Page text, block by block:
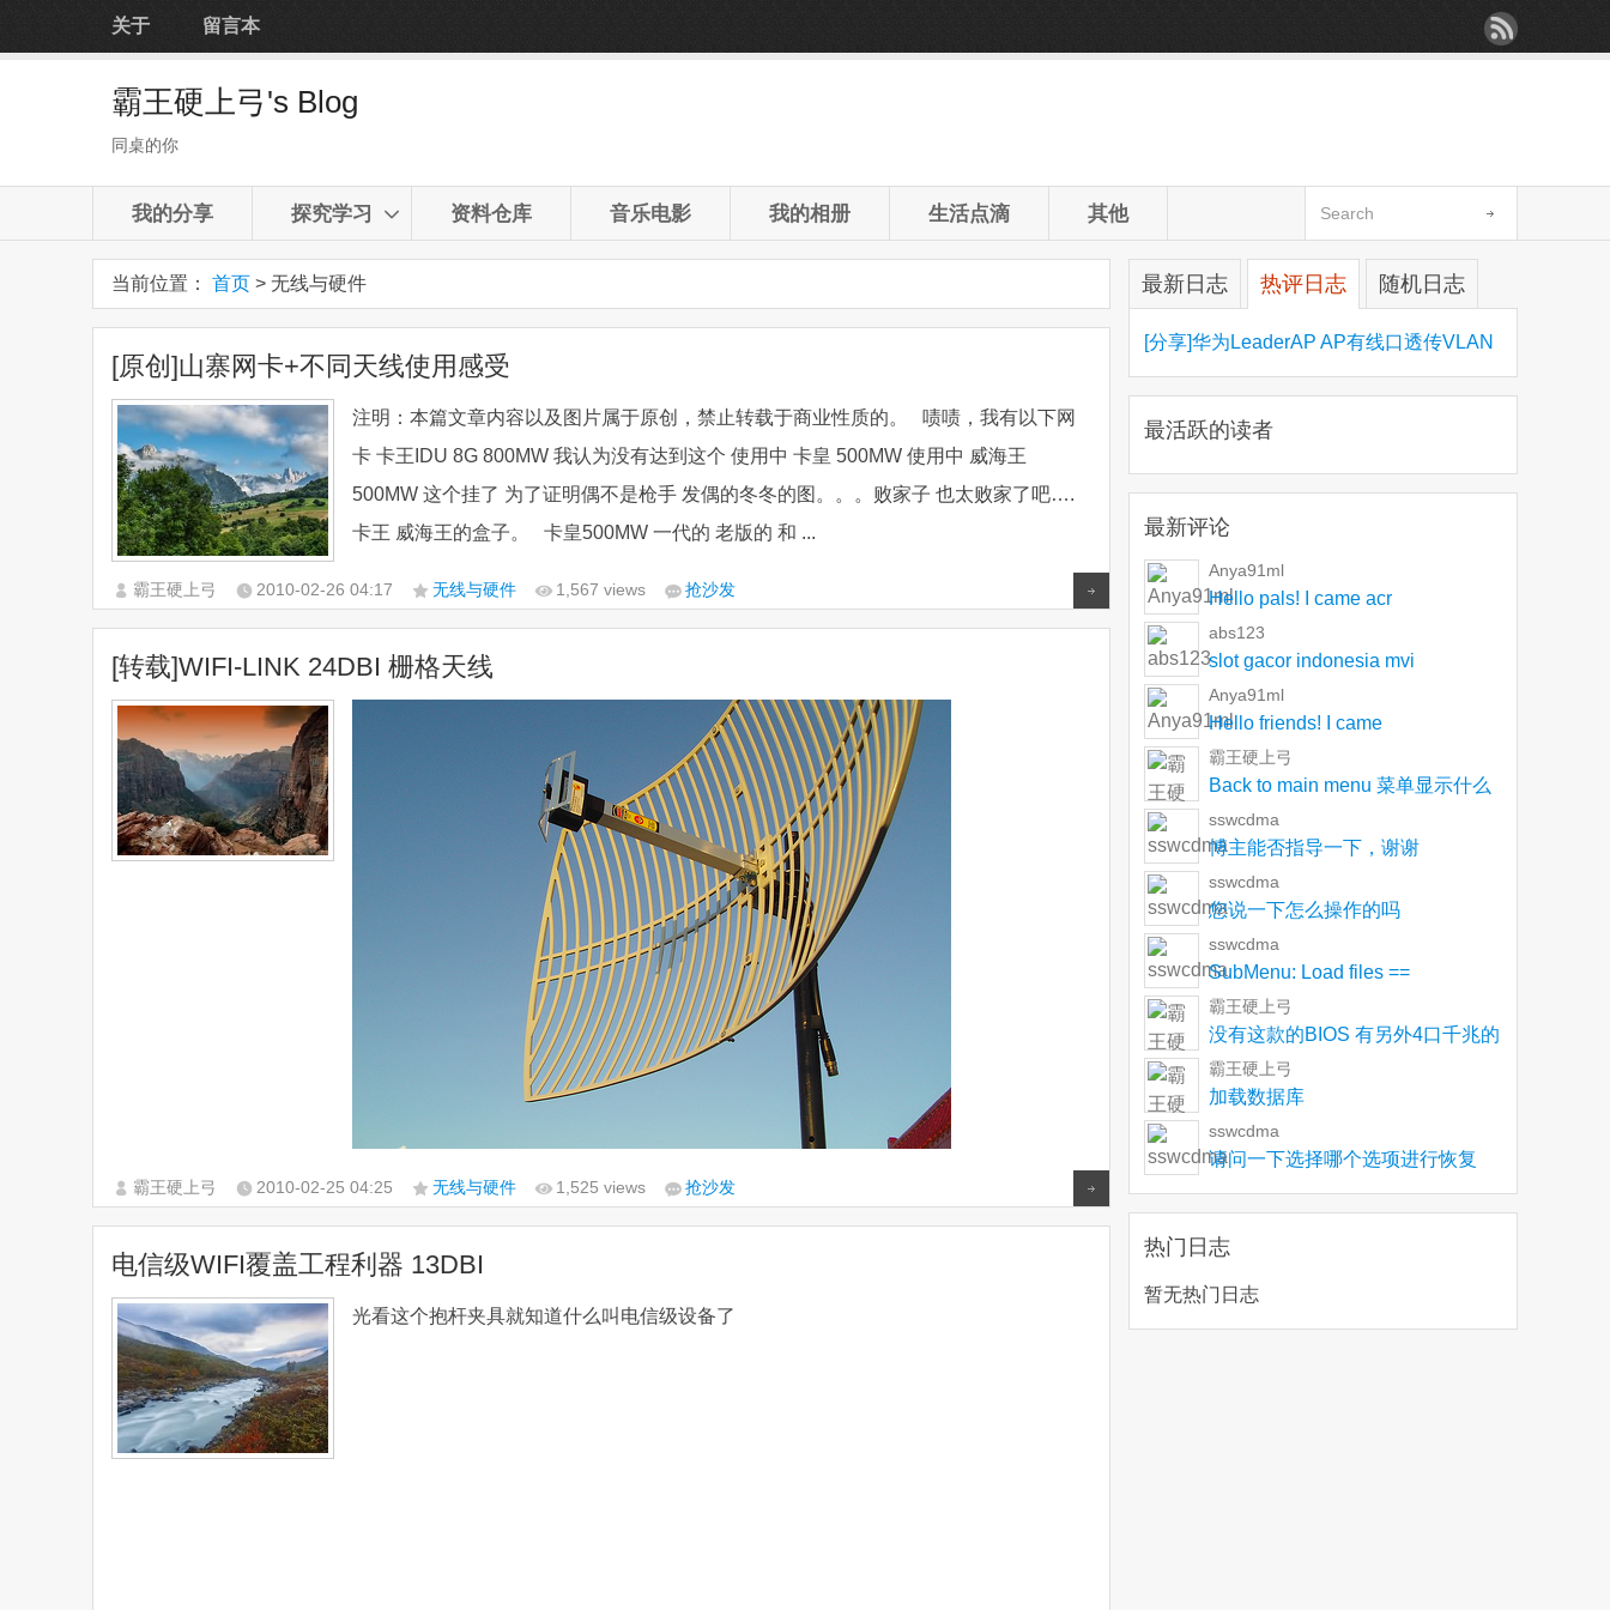
关于 留言本
霸王硬上弓's Blog
同桌的你
我的分享 探究学习 资料仓库 音乐电影 我的相册 生活点滴 其他
当前位置： 首页 > 无线与硬件
[原创]山寨网卡+不同天线使用感受
注明：本篇文章内容以及图片属于原创，禁止转载于商业性质的。 啧啧，我有以下网
卡 卡王IDU 8G 800MW 我认为没有达到这个 使用中 卡皇 500MW 使用中 威海王
500MW 这个挂了 为了证明偶不是枪手 发偶的冬冬的图。。。败家子 也太败家了吧….
卡王 威海王的盒子。 卡皇500MW 一代的 老版的 和 ...
霸王硬上弓 2010-02-26 04:17 无线与硬件 1,567 views 抢沙发 Read more
[转载]WIFI-LINK 24DBI 栅格天线
霸王硬上弓 2010-02-25 04:25 无线与硬件 1,525 views 抢沙发 Read more
电信级WIFI覆盖工程利器 13DBI
光看这个抱杆夹具就知道什么叫电信级设备了
最新日志 热评日志 随机日志
[分享]华为LeaderAP AP有线口透传VLAN
最活跃的读者
最新评论
Anya91ml
Hello pals! I came acr
abs123
slot gacor indonesia mvi
Anya91ml
Hello friends! I came
霸王硬上弓
Back to main menu 菜单显示什么
sswcdma
博主能否指导一下，谢谢
sswcdma
您说一下怎么操作的吗
sswcdma
SubMenu: Load files ==
霸王硬上弓
没有这款的BIOS 有另外4口千兆的
J1900的
霸王硬上弓
加载数据库
sswcdma
请问一下选择哪个选项进行恢复
热门日志
暂无热门日志